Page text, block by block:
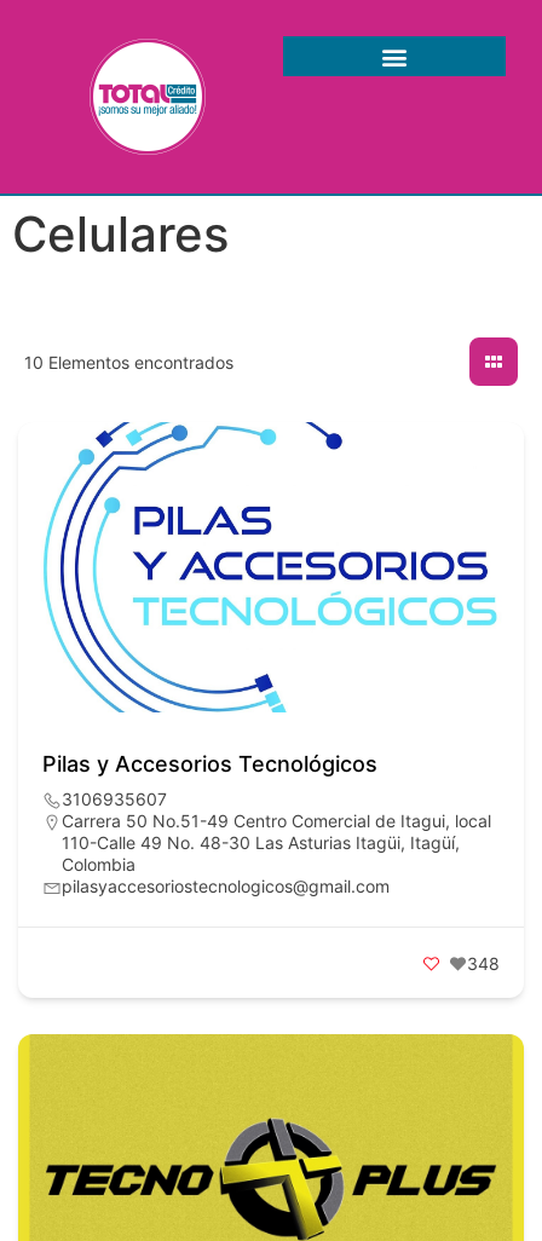
Celulares
10 Elementos encontrados
Pilas y Accesorios Tecnológicos
3106935607
Carrera 50 No.51-49 Centro Comercial de Itagui, local
110-Calle 49 No. 48-30 Las Asturias Itagüi, Itagüí,
Colombia
pilasyaccesoriostecnologicos@gmail.com
348